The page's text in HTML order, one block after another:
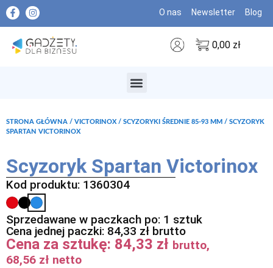
O nas Newsletter Blog
0,00 zł
STRONA GŁÓWNA / VICTORINOX/ SCYZORYKI ŚREDNIE 85-93 MM / SCYZORYK
SPARTAN VICTORINOX
Scyzoryk Spartan Victorinox
Kod produktu: 1360304
Sprzedawane w paczkach po: 1 sztuk
Cena jednej paczki: 84,33 zł brutto
Cena za sztukę: 84,33 zł brutto,
68,56 zł netto